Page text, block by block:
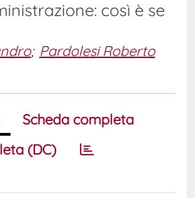
così è se
; Pardolesi Roberto
Scheda completa
(DC)